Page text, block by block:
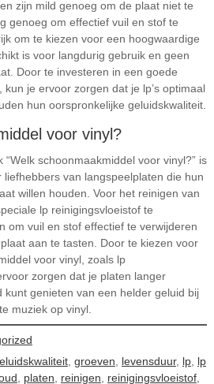
zijn mild genoeg om de plaat niet te
genoeg om effectief vuil en stof te
om te kiezen voor een hoogwaardige
is voor langdurig gebruik en geen
Door te investeren in een goede
kun je ervoor zorgen dat je lp’s optimaal
hun oorspronkelijke geluidskwaliteit.
voor vinyl?
schoonmaakmiddel voor vinyl?” is
van langspeelplaten die hun
willen houden. Voor het reinigen van
lp reinigingsvloeistof te
om vuil en stof effectief te verwijderen
aan te tasten. Door te kiezen voor
voor vinyl, zoals lp
zorgen dat je platen langer
kunt genieten van een helder geluid bij
muziek op vinyl.
, groeven levensduur, lp, lp
platen reinigen reinigingsvloeistof,